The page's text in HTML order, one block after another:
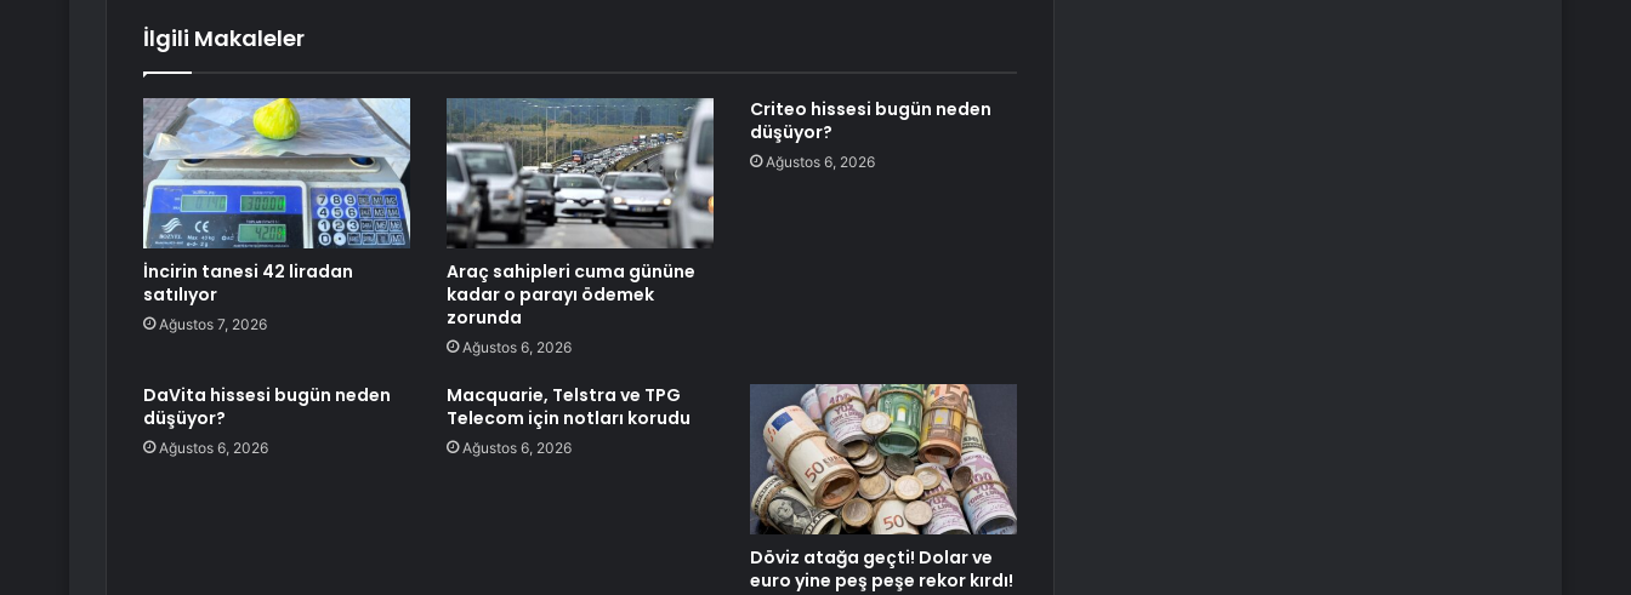
İlgili Makaleler
İncirin tanesi 42 liradan
satılıyor
Ağustos 7, 2026
Araç sahipleri cuma gününe
kadar o parayı ödemek
zorunda
Ağustos 6, 2026
Criteo hissesi bugün neden
düşüyor?
Ağustos 6, 2026
DaVita hissesi bugün neden
düşüyor?
Ağustos 6, 2026
Macquarie, Telstra ve TPG
Telecom için notları korudu
Ağustos 6, 2026
Döviz atağa geçti! Dolar ve
euro yine peş peşe rekor kırdı!